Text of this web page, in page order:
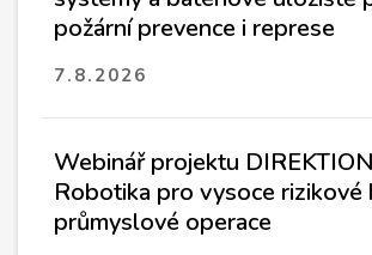
požární prevence i represe
7.8.2026
Webinář projektu
Robotika pro vysoce rizikové
průmyslové operace